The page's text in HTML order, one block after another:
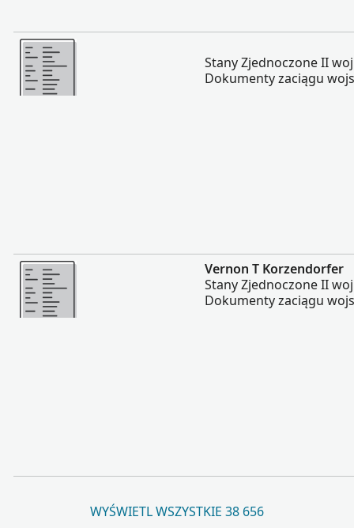
Więcej
Stany Zjednoczone II
Dokumenty zaciągu
Więcej
Vernon T Korzendorfer
Stany Zjednoczone II
Dokumenty zaciągu
WYŚWIETL WSZYSTKIE 38 656